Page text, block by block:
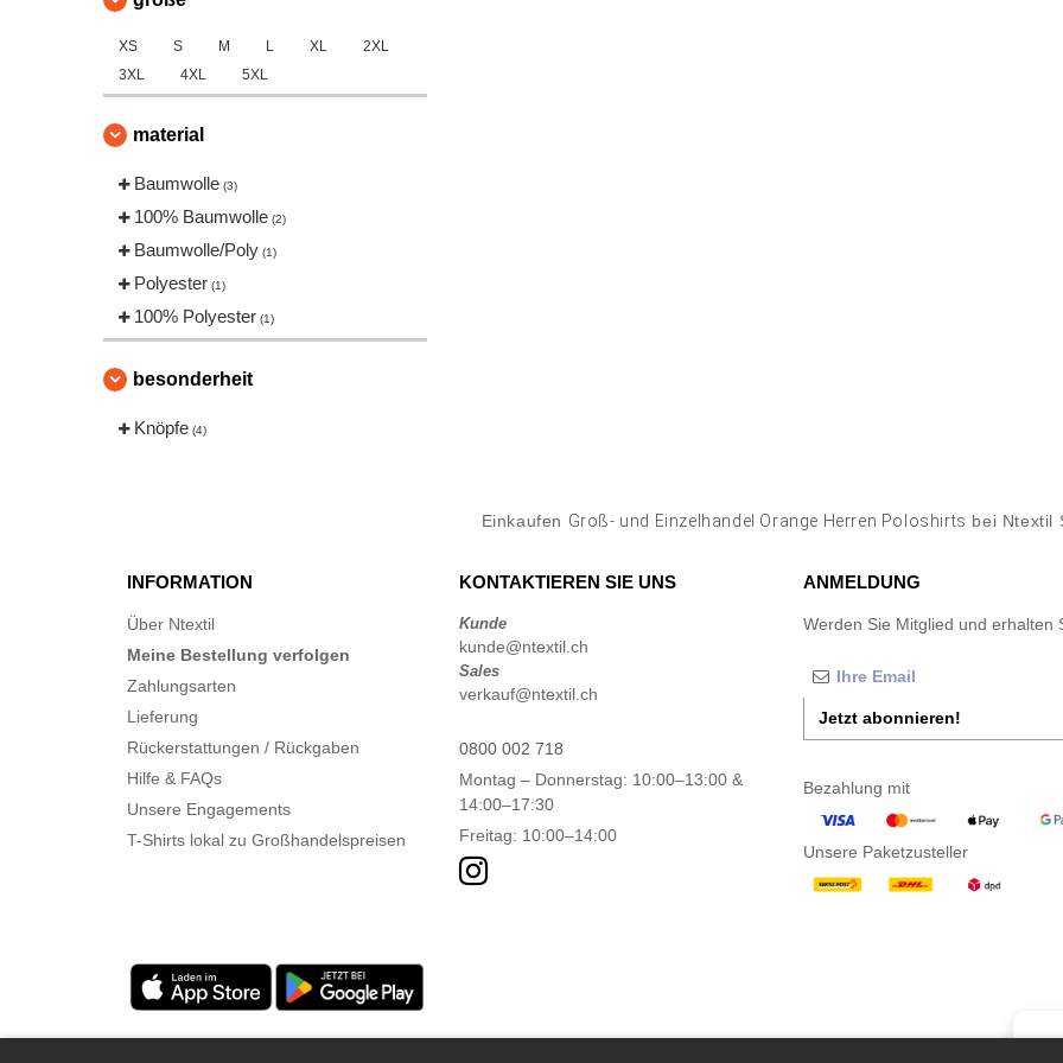
XS S M L XL
2XL
3XL
4XL 5XL
material
Baumwolle (3)
100% Baumwolle (2)
Baumwolle/Poly (1)
Polyester (1)
100% Polyester (1)
besonderheit
Knöpfe (4)
Einkaufen Groß- und Einzelhandel Orange Herren Poloshirts bei Ntextil
INFORMATION
Über Ntextil
Meine Bestellung verfolgen
Zahlungsarten
Lieferung
Rückerstattungen / Rückgaben
Hilfe & FAQs
Unsere Engagements
T-Shirts lokal zu Großhandelspreisen
KONTAKTIEREN SIE UNS
Kunde
kunde@ntextil.ch
Sales
verkauf@ntextil.ch
0800 002 718
Montag – Donnerstag: 10:00–13:00 &
14:00–17:30
Freitag: 10:00–14:00
ANMELDUNG
Werden Sie Mitglied und erhalten
Jetzt abonnieren!
Bezahlung mit
Unsere Paketzusteller